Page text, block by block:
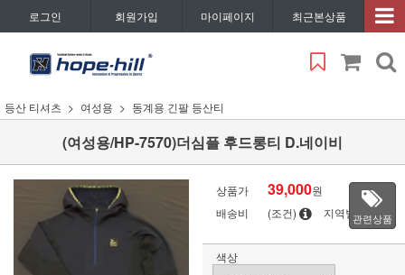
로그인 회원가입 마이페이지 최근본상품
등산 티셔츠 여성용 동계용 긴팔 등산티
(여성용/HP-7570)더심플 후드롱티 D.네이비
상품가 39,000원
배송비
(조건) 지역별관련상품
색상